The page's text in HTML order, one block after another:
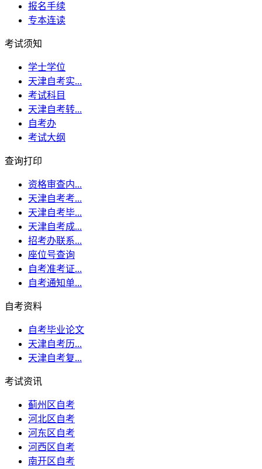
报名手续
专本连读
考试须知
学士学位
天津自考实...
考试科目
天津自考转...
自考办
考试大纲
查询打印
资格审查内...
天津自考考...
天津自考毕...
天津自考成...
招考办联系...
座位号查询
自考准考证...
自考通知单...
自考资料
自考毕业论文
天津自考历...
天津自考复...
考试资讯
蓟州区自考
河北区自考
河东区自考
河西区自考
南开区自考